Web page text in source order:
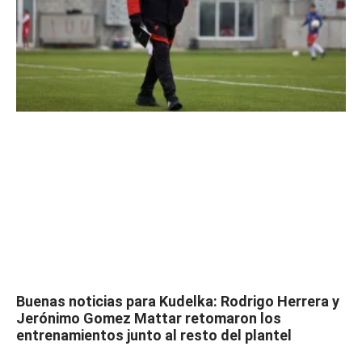
Buenas noticias para Kudelka: Rodrigo Herrera y
Jerónimo Gomez Mattar retomaron los
entrenamientos junto al resto del plantel